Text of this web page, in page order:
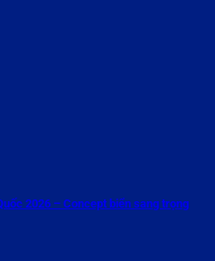
2026 – Concept biển sang trọng